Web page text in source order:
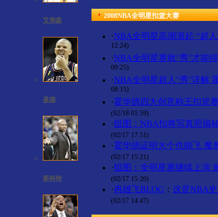
艾弗森
基德
斯科特
2008NBA全明星扣篮大赛
·NBA全明星高潮渐起 “超
12:24)
·NBA全明星赛敢"秀"才能
09:25)
·NBA全明星超人"秀"详解
08:15)
·霍华德四大创意称王扣篮
(02/18 01:59)
·组图：NBA扣将写真照揭
(02/17 17:51)
·霍华德证明大个也能飞 魔
(02/17 15:21)
·组图：全明星赛继续上演
(02/17 15:20)
·冉雄飞BLOG ： 这是NBA
(02/17 14:47)